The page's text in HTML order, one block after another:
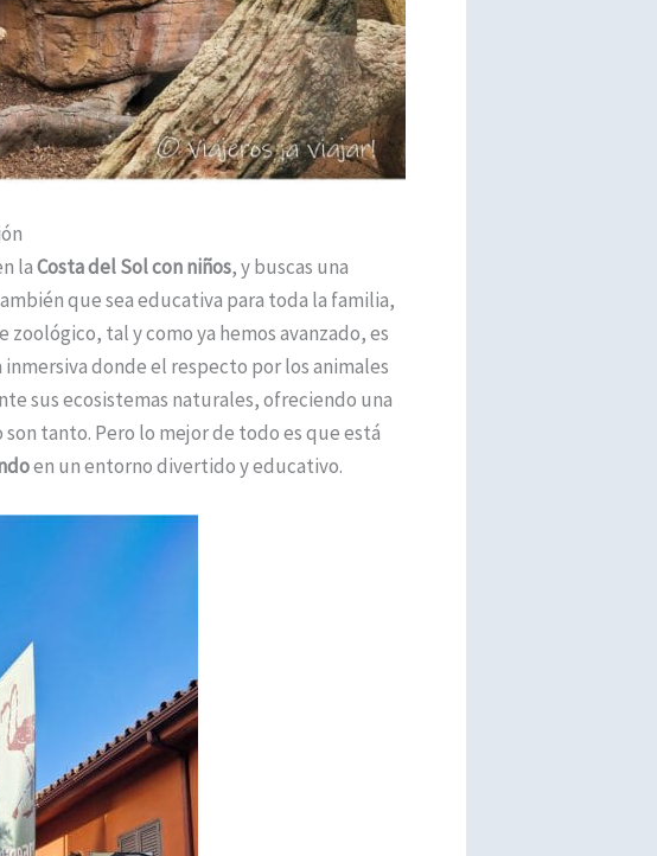
laCosta del Sol con niños, y buscas una
que sea educativa para toda la familia,
tal y como ya hemos avanzado, es
donde el respecto por los animales
sus ecosistemas naturales, ofreciendo una
tanto. Pero lo mejor de todo es que está
en un entorno divertido y educativo.